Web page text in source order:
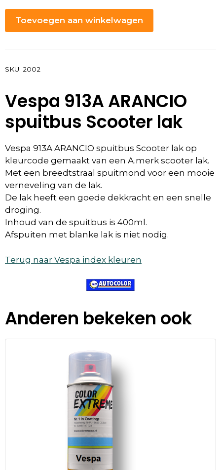
Toevoegen aan winkelwagen
SKU: 2002
Vespa 913A ARANCIO
spuitbus Scooter lak
Vespa 913A ARANCIO spuitbus Scooter lak op
kleurcode gemaakt van een A.merk scooter lak.
Met een breedtstraal spuitmond voor een mooie
verneveling van de lak.
De lak heeft een goede dekkracht en een snelle
droging.
Inhoud van de spuitbus is 400ml.
Afspuiten met blanke lak is niet nodig.
Terug naar Vespa index kleuren
Anderen bekeken ook